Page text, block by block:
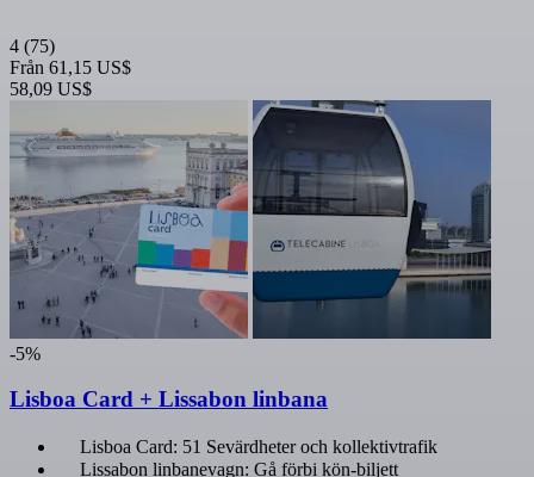
4 (75)
Från 61,15 US$
58,09 US$
-5%
Lisboa Card + Lissabon linbana
Lisboa Card: 51 Sevärdheter och kollektivtrafik
Lissabon linbanevagn: Gå förbi kön-biljett